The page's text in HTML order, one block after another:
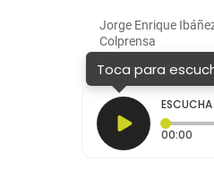
Jorge Enrique
Colprensa
Toca para
ESCUCHA
00:00